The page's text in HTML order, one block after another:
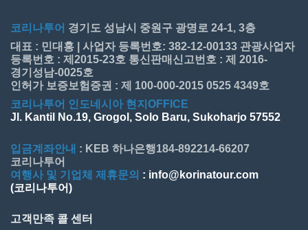
코리나투어 경기도 성남시 중원구 광명로 24-1, 3층
대표 : 민대홍 | 사업자 등록번호: 382-12-00133 관광사업자
등록번호 : 제2015-23호 통신판매신고번호 : 제 2016-
경기성남-0025호
인허가 보증보험증권 : 제 100-000-2015 0525 4349호
코리나투어 인도네시아 현지OFFICE
Jl. Kantil No.19, Grogol, Solo Baru, Sukoharjo 57552
입금계좌안내 : KEB 하나은행184-892214-66207
코리나투어
여행사 및 기업체 제휴문의 : info@korinatour.com
(코리나투어)
고객만족 콜 센터